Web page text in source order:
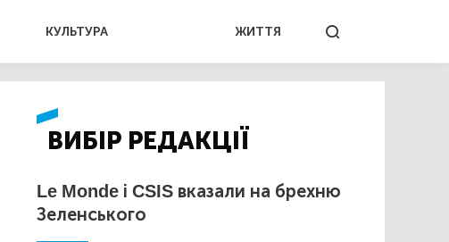
КУЛЬТУРА ЖИТТЯ
ВИБІР РЕДАКЦІЇ
Le Monde і CSIS вказали на брехню
Зеленського